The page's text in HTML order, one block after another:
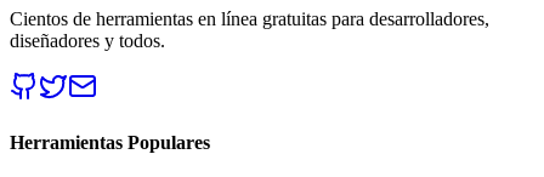
Cientos de herramientas en línea gratuitas para desarrolladores,
diseñadores y todos.
Herramientas Populares